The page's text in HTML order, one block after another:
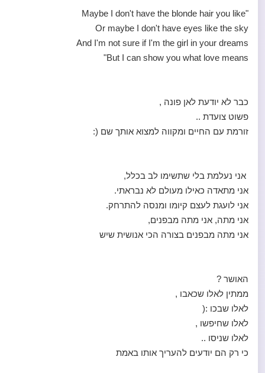
"Maybe I don't have the blonde hair you like
Or maybe I don't have eyes like the sky
And I'm not sure if I'm the girl in your dreams
But I can show you what love means"
כבר לא יודעת לאן פונה ,
פשוט צועדת ..
זורמת עם החיים ומקווה למצוא אותך שם (:
אני נעלמת בלי שתשימו לב בכלל,
אני מתאדה כאילו מעולם לא נבראתי.
אני לועגת לעצם קיומו ומנסה להתרחק.
אני מתה, אני מתה מבפנים,
אני מתה מבפנים בצורה הכי אנושית שיש
האושר ?
ממתין לאלו שכאבו ,
לאלו שבכו :(
לאלו שחיפשו ,
לאלו שניסו ..
כי רק הם יודעים להעריך אותו באמת